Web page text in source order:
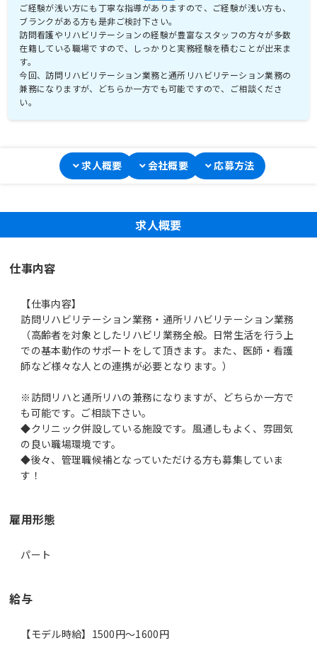
ご経験が浅い方にも丁寧な指導がありますので、ご経験が浅い方も、
ブランクがある方も是非ご検討下さい。
訪問看護やリハビリテーションの経験が豊富なスタッフの方々が多数
在籍している職場ですので、しっかりと実務経験を積むことが出来ま
す。
今回、訪問リハビリテーション業務と通所リハビリテーション業務の
兼務になりますが、どちらか一方でも可能ですので、ご相談くださ
い。
求人概要 会社概要 応募方法
求人概要
仕事内容
【仕事内容】
訪問リハビリテーション業務・通所リハビリテーション業務
（高齢者を対象としたリハビリ業務全般。日常生活を行う上
での基本動作のサポートをして頂きます。また、医師・看護
師など様々な人との連携が必要となります。）
※訪問リハと通所リハの兼務になりますが、どちらか一方で
も可能です。ご相談下さい。
◆クリニック併設している施設です。風通しもよく、雰囲気
の良い職場環境です。
◆後々、管理職候補となっていただける方も募集していま
す！
雇用形態
パート
給与
【モデル時給】1500円〜1600円